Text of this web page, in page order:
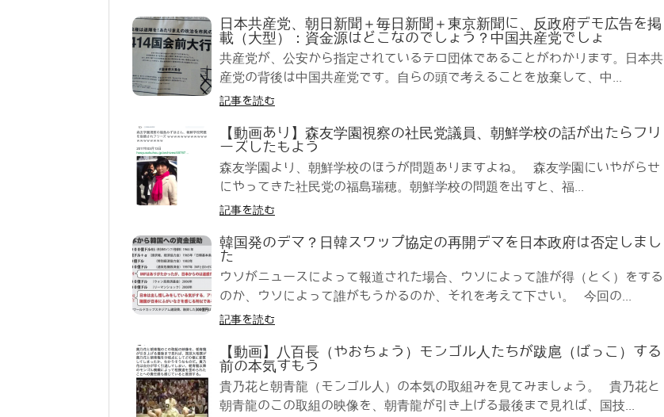
日本共産党、朝日新聞＋毎日新聞＋東京新聞に、反政府デモ広告を掲
載（大型）：資金源はどこなのでしょう？中国共産党でしょ
共産党が、公安から指定されているテロ団体であることがわかります。日本共
産党の背後は中国共産党です。自らの頭で考えることを放棄して、中...
記事を読む
【動画あり】森友学園視察の社民党議員、朝鮮学校の話が出たらフリ
ーズしたもよう
森友学園より、朝鮮学校のほうが問題ありますよね。 森友学園にいやがらせ
にやってきた社民党の福島瑞穂。朝鮮学校の問題を出すと、福...
記事を読む
韓国発のデマ？日韓スワップ協定の再開デマを日本政府は否定しまし
た
ウソがニュースによって報道された場合、ウソによって誰が得（とく）をする
のか、ウソによって誰がもうかるのか、それを考えて下さい。 今回の...
記事を読む
【動画】八百長（やおちょう）モンゴル人たちが跋扈（ばっこ）する
前の本気すもう
貴乃花と朝青龍（モンゴル人）の本気の取組みを見てみましょう。 貴乃花と
朝青龍のこの取組の映像を、朝青龍が引き上げる最後まで見れば、国技...